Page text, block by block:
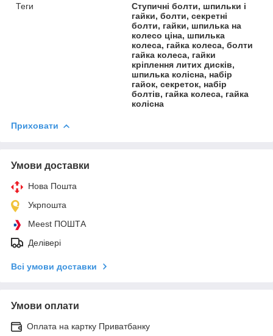
Теги
Ступичні болти, шпильки і
гайки, болти, секретні
болти, гайки, шпилька на
колесо ціна, шпилька
колеса, гайка колеса, болти
гайка колеса, гайки
кріплення литих дисків,
шпилька колісна, набір
гайок, секреток, набір
болтів, гайка колеса, гайка
колісна
Приховати
Умови доставки
Нова Пошта
Укрпошта
Meest ПОШТА
Делівері
Всі умови доставки
Умови оплати
Оплата на картку Приватбанку